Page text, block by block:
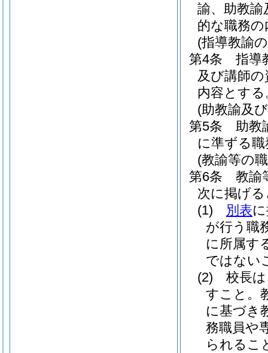
諭、助教
的な職務
(指導教諭
第4条
指導
及び講師
内容とする
(助教諭及
第5条
助教
に準ずる
(教諭等の
第6条
教諭
次に掲げ
(1)
別表
が行う職
に所属す
ではない
(2)
校長
すこと。
に基づき
務職員や
られるこ